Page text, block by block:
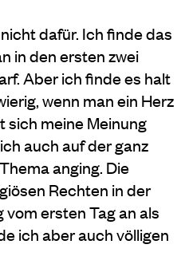
dafür. Ich finde das
in den ersten zwei
Aber ich finde es halt
wenn man ein Herz
sich meine Meinung
auch auf der ganz
anging. Die
Rechten in der
ersten Tag an als
ich aber auch völligen